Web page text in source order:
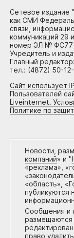
Сетевое издание
как СМИ
связи,
коммуникаций 29
номер ЭЛ №
Учредитель и
Главный
тел.: (4872) 50-
Сайт использует
Пользователей
Liveinternet.
Политике по
Новости,
компаний» и "
«реклама»,
«область»,
публикуются
Сообщения и
размещаются
право